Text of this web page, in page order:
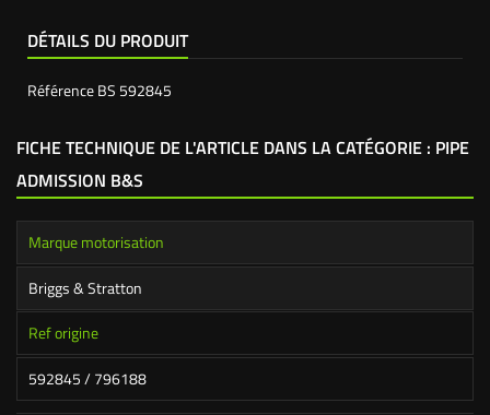
DÉTAILS DU PRODUIT
RéférenceBS 592845
FICHE TECHNIQUE DE L'ARTICLE DANS LA CATÉGORIE : PIPE
ADMISSION B&S
Marque motorisation
Briggs & Stratton
Ref origine
592845 / 796188